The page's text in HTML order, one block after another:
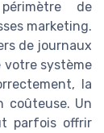
de
marketing.
de journaux
votre système
la
coûteuse. Un
parfois offrir